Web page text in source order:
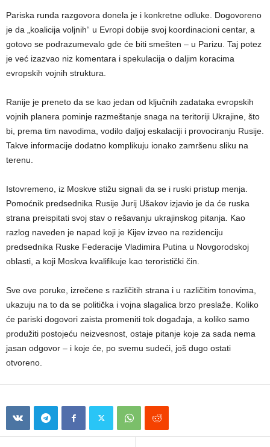
Pariska runda razgovora donela je i konkretne odluke. Dogovoreno
je da „koalicija voljnih“ u Evropi dobije svoj koordinacioni centar, a
gotovo se podrazumevalo gde će biti smešten – u Parizu. Taj potez
je već izazvao niz komentara i spekulacija o daljim koracima
evropskih vojnih struktura.
Ranije je preneto da se kao jedan od ključnih zadataka evropskih
vojnih planera pominje razmeštanje snaga na teritoriji Ukrajine, što
bi, prema tim navodima, vodilo daljoj eskalaciji i provociranju Rusije.
Takve informacije dodatno komplikuju ionako zamršenu sliku na
terenu.
Istovremeno, iz Moskve stižu signali da se i ruski pristup menja.
Pomoćnik predsednika Rusije Jurij Ušakov izjavio je da će ruska
strana preispitati svoj stav o rešavanju ukrajinskog pitanja. Kao
razlog naveden je napad koji je Kijev izveo na rezidenciju
predsednika Ruske Federacije Vladimira Putina u Novgorodskoj
oblasti, a koji Moskva kvalifikuje kao teroristički čin.
Sve ove poruke, izrečene s različitih strana i u različitim tonovima,
ukazuju na to da se politička i vojna slagalica brzo preslaže. Koliko
će pariski dogovori zaista promeniti tok događaja, a koliko samo
produžiti postojeću neizvesnost, ostaje pitanje koje za sada nema
jasan odgovor – i koje će, po svemu sudeći, još dugo ostati
otvoreno.